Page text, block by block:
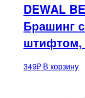
DEWAL
Брашинг
штифтом,
349₽ В корзину